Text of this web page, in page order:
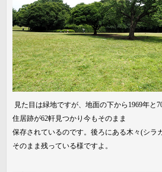
見た目は緑地ですが、地面の下から1969年と
住居跡が62軒見つかり今もそのまま
保存されているのです。後ろにある木々(シラ
そのまま残っている様ですよ。